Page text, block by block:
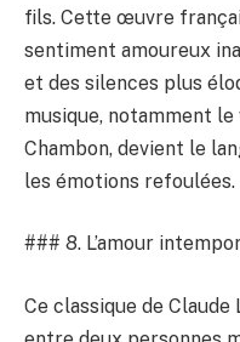
fils. Cette œuvre
sentiment amoureux
et des silences plus
musique, notamment
Chambon, devient le
les émotions refoulées.
### 8. L’amour
Ce classique de